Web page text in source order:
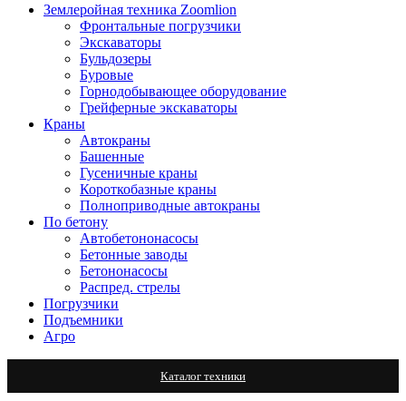
Землеройная техника Zoomlion
Фронтальные погрузчики
Экскаваторы
Бульдозеры
Буровые
Горнодобывающее оборудование
Грейферные экскаваторы
Краны
Автокраны
Башенные
Гусеничные краны
Короткобазные краны
Полноприводные автокраны
По бетону
Автобетононасосы
Бетонные заводы
Бетононасосы
Распред. стрелы
Погрузчики
Подъемники
Агро
Каталог техники